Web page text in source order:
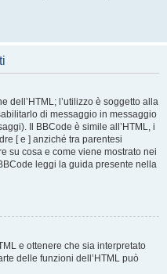
dell’HTML; l’utilizzo è soggetto alla
di messaggio in messaggio
Il BBCode è simile all’HTML, i
[ e ] anziché tra parentesi
su cosa e come viene mostrato nei
leggi la guida presente nella
e ottenere che sia interpretato
delle funzioni dell’HTML può